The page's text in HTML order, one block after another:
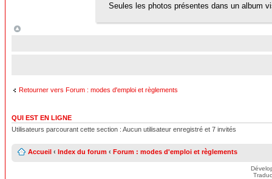
Seules les photos présentes dans un album
Retourner vers Forum : modes d'emploi et règlements
QUI EST EN LIGNE
Utilisateurs parcourant cette section : Aucun utilisateur enregistré et 7 invités
Accueil ‹ Index du forum ‹ Forum : modes d'emploi et règlements